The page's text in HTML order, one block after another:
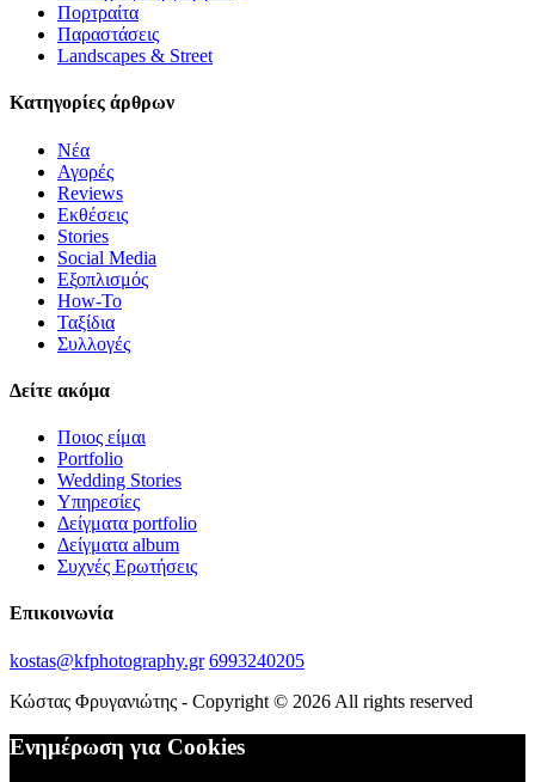
Πορτραίτα
Παραστάσεις
Landscapes & Street
Κατηγορίες άρθρων
Νέα
Αγορές
Reviews
Εκθέσεις
Stories
Social Media
Εξοπλισμός
How-To
Ταξίδια
Συλλογές
Δείτε ακόμα
Ποιος είμαι
Portfolio
Wedding Stories
Υπηρεσίες
Δείγματα portfolio
Δείγματα album
Συχνές Ερωτήσεις
Επικοινωνία
kostas@kfphotography.gr 6993240205
Κώστας Φρυγανιώτης - Copyright © 2026 All rights reserved
Ενημέρωση για Cookies